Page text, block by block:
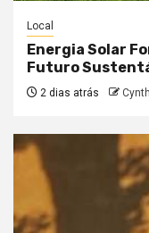
Local
Energia Solar
Futuro
2 dias atrás